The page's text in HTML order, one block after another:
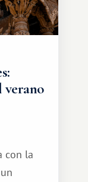
verano
con la